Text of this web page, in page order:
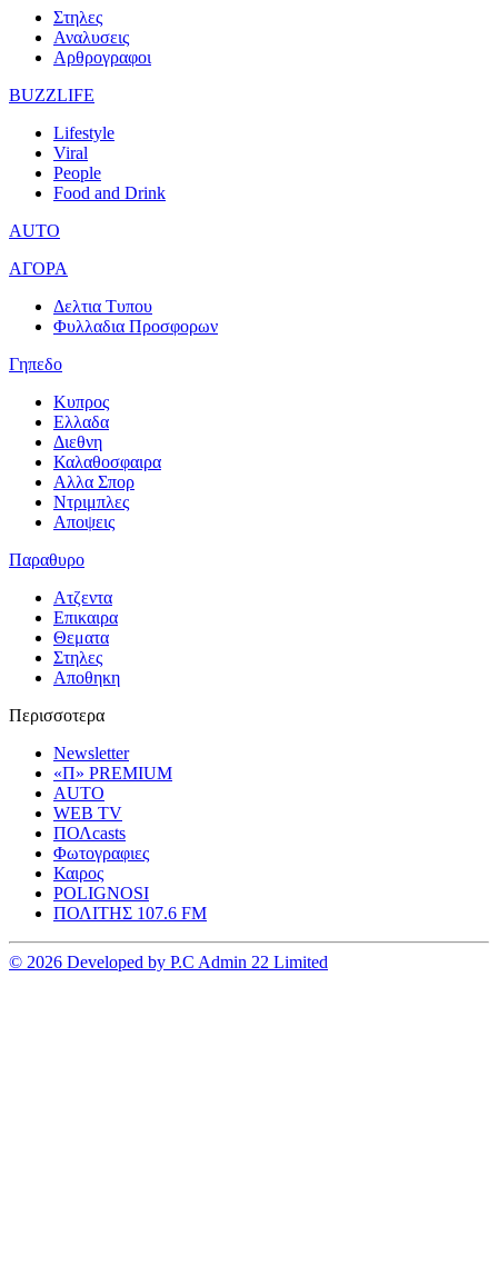
Στηλες
Αναλυσεις
Αρθρογραφοι
BUZZLIFE
Lifestyle
Viral
People
Food and Drink
AUTO
ΑΓΟΡΑ
Δελτια Τυπου
Φυλλαδια Προσφορων
Γηπεδο
Κυπρος
Ελλαδα
Διεθνη
Καλαθοσφαιρα
Αλλα Σπορ
Ντριμπλες
Αποψεις
Παραθυρο
Ατζεντα
Επικαιρα
Θεματα
Στηλες
Αποθηκη
Περισσοτερα
Newsletter
«Π» PREMIUM
AUTO
WEB TV
ΠΟΛcasts
Φωτογραφιες
Καιρος
POLIGNOSI
ΠΟΛΙΤΗΣ 107.6 FM
© 2026 Developed by P.C Admin 22 Limited